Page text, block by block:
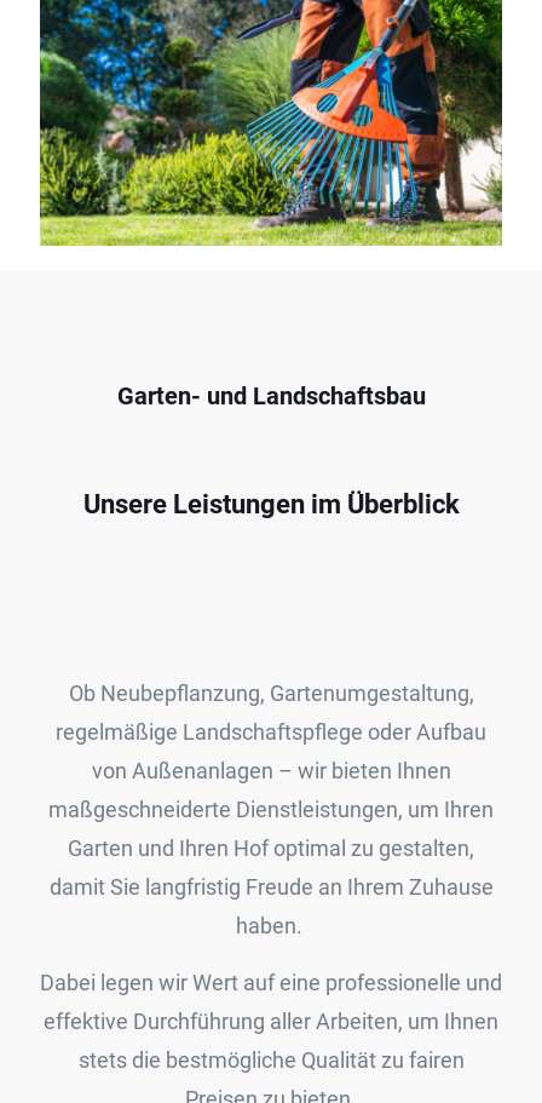
Garten- und Landschaftsbau
Unsere Leistungen im Überblick
Ob Neubepflanzung, Gartenumgestaltung,
regelmäßige Landschaftspflege oder Aufbau
von Außenanlagen – wir bieten Ihnen
maßgeschneiderte Dienstleistungen, um Ihren
Garten und Ihren Hof optimal zu gestalten,
damit Sie langfristig Freude an Ihrem Zuhause
haben.
Dabei legen wir Wert auf eine professionelle und
effektive Durchführung aller Arbeiten, um Ihnen
stets die bestmögliche Qualität zu fairen